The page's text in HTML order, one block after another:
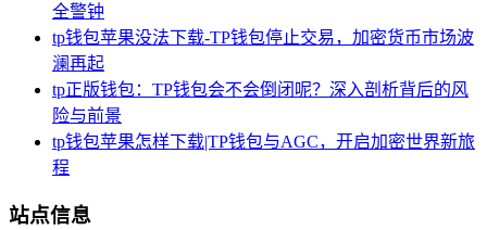
全警钟
tp钱包苹果没法下载-TP钱包停止交易，加密货币市场波
澜再起
tp正版钱包：TP钱包会不会倒闭呢？深入剖析背后的风
险与前景
tp钱包苹果怎样下载|TP钱包与AGC，开启加密世界新旅
程
站点信息